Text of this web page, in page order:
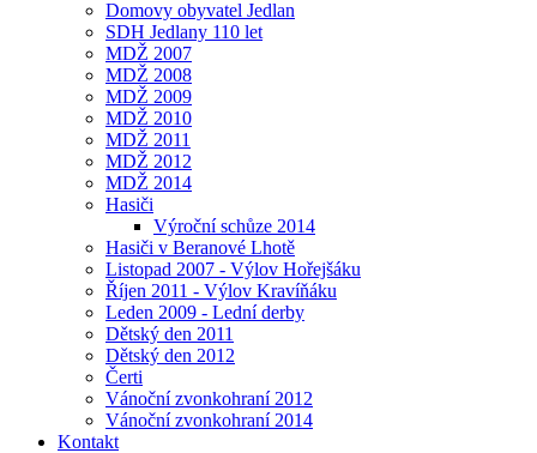
Domovy obyvatel Jedlan
SDH Jedlany 110 let
MDŽ 2007
MDŽ 2008
MDŽ 2009
MDŽ 2010
MDŽ 2011
MDŽ 2012
MDŽ 2014
Hasiči
Výroční schůze 2014
Hasiči v Beranové Lhotě
Listopad 2007 - Výlov Hořejšáku
Říjen 2011 - Výlov Kravíňáku
Leden 2009 - Lední derby
Dětský den 2011
Dětský den 2012
Čerti
Vánoční zvonkohraní 2012
Vánoční zvonkohraní 2014
Kontakt